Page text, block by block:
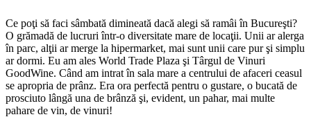
Ce poţi să faci sâmbată dimineată dacă alegi să ramâi în Bucureşti?
O grămadă de lucruri într-o diversitate mare de locaţii. Unii ar alerga
în parc, alţii ar merge la hipermarket, mai sunt unii care pur şi simplu
ar dormi. Eu am ales World Trade Plaza şi Târgul de Vinuri
GoodWine. Când am intrat în sala mare a centrului de afaceri ceasul
se apropria de prânz. Era ora perfectă pentru o gustare, o bucată de
prosciuto lângă una de brânză şi, evident, un pahar, mai multe
pahare de vin, de vinuri!